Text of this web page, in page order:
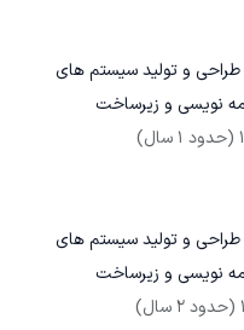
و تولید سیستم های
نویسی و زیرساخت
(حدود 1 سال)
و تولید سیستم های
نویسی و زیرساخت
(حدود 2 سال)